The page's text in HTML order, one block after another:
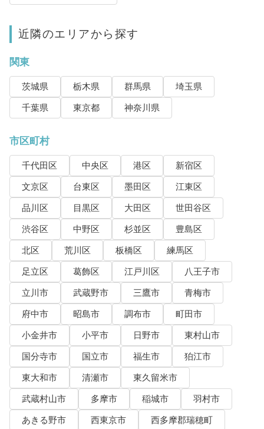
近隣のエリアから探す
関東
茨城県 栃木県 群馬県
埼玉県
千葉県
東京都 神奈川県
市区町村
千代田区 中央区 港区
新宿区
文京区
台東区 墨田区
江東区
品川区
目黒区 大田区
世田谷区
渋谷区
中野区 杉並区
豊島区
北区
荒川区 板橋区
練馬区
足立区
葛飾区 江戸川区
八王子市
立川市
武蔵野市 三鷹市
青梅市
府中市
昭島市 調布市
町田市
小金井市
小平市 日野市
東村山市
国分寺市
国立市 福生市
狛江市
東大和市
清瀬市
東久留米市
武蔵村山市
多摩市 稲城市
羽村市
あきる野市
西東京市
西多摩郡瑞穂町